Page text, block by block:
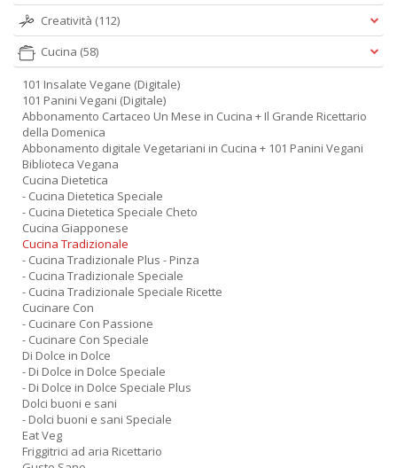
Creatività (112)
Cucina (58)
101 Insalate Vegane (Digitale)
101 Panini Vegani (Digitale)
Abbonamento Cartaceo Un Mese in Cucina + Il Grande Ricettario
della Domenica
Abbonamento digitale Vegetariani in Cucina + 101 Panini Vegani
Biblioteca Vegana
Cucina Dietetica
- Cucina Dietetica Speciale
- Cucina Dietetica Speciale Cheto
Cucina Giapponese
Cucina Tradizionale
- Cucina Tradizionale Plus - Pinza
- Cucina Tradizionale Speciale
- Cucina Tradizionale Speciale Ricette
Cucinare Con
- Cucinare Con Passione
- Cucinare Con Speciale
Di Dolce in Dolce
- Di Dolce in Dolce Speciale
- Di Dolce in Dolce Speciale Plus
Dolci buoni e sani
- Dolci buoni e sani Speciale
Eat Veg
Friggitrici ad aria Ricettario